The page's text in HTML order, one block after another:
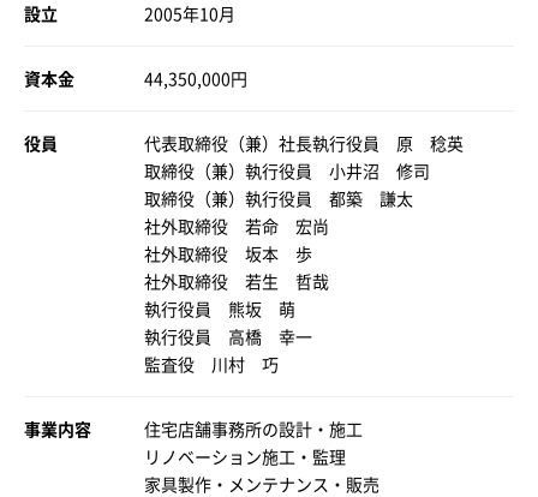
設立 2005年10月
資本金 44,350,000円
役員
代表取締役（兼）社長執行役員 原 稔英
取締役（兼）執行役員 小井沼 修司
取締役（兼）執行役員 都築 謙太
社外取締役 若命 宏尚
社外取締役 坂本 歩
社外取締役 若生 哲哉
執行役員 熊坂 萌
執行役員 高橋 幸一
監査役 川村 巧
事業内容
住宅店舗事務所の設計・施工
リノベーション施工・監理
家具製作・メンテナンス・販売